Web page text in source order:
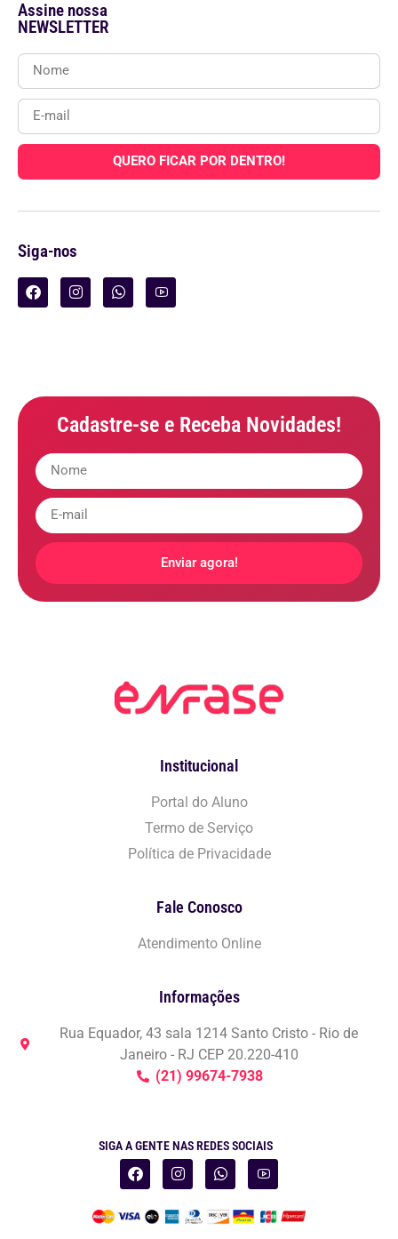
Assine nossa
NEWSLETTER
QUERO FICAR POR DENTRO!
Siga-nos
Cadastre-se e Receba Novidades!
Enviar agora!
Institucional
Portal do Aluno
Termo de Serviço
Política de Privacidade
Fale Conosco
Atendimento Online
Informações
Rua Equador, 43 sala 1214 Santo Cristo - Rio de
Janeiro - RJ CEP 20.220-410
(21) 99674-7938
SIGA A GENTE NAS REDES SOCIAIS